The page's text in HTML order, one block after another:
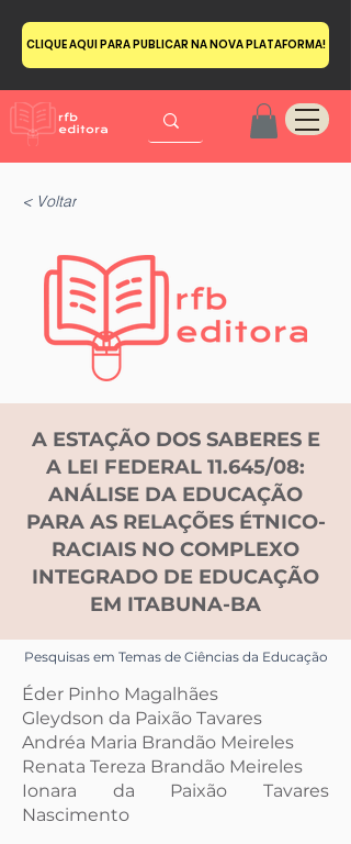
CLIQUE AQUI PARA PUBLICAR NA NOVA PLATAFORMA!
< Voltar
A ESTAÇÃO DOS SABERES E
A LEI FEDERAL 11.645/08:
ANÁLISE DA EDUCAÇÃO
PARA AS RELAÇÕES ÉTNICO-
RACIAIS NO COMPLEXO
INTEGRADO DE EDUCAÇÃO
EM ITABUNA-BA
Pesquisas em Temas de Ciências da Educação
Éder Pinho Magalhães
Gleydson da Paixão Tavares
Andréa Maria Brandão Meireles
Renata Tereza Brandão Meireles
Ionara da Paixão Tavares
Nascimento